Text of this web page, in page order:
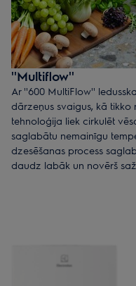
''Multiflow''
Ar ''600 MultiFlow''
dārzeņus svaigus, kā tikko
tehnoloģija liek cirkulēt
saglabātu nemainīgu
dzesēšanas process
daudz labāk un novērš